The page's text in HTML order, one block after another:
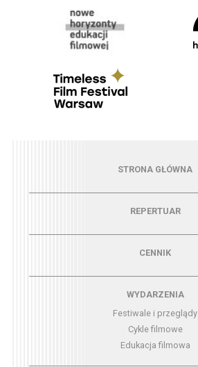
Menu - strona główna
STRONA GŁÓWNA
Menu - repertuarREPERTUAR
CENNIK
Menu - wydarzeniaWYDARZENIA
Festiwale i przeglądy
Cykle filmowe
Edukacja filmowa